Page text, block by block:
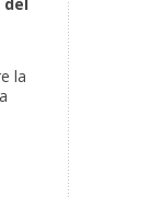
del
la